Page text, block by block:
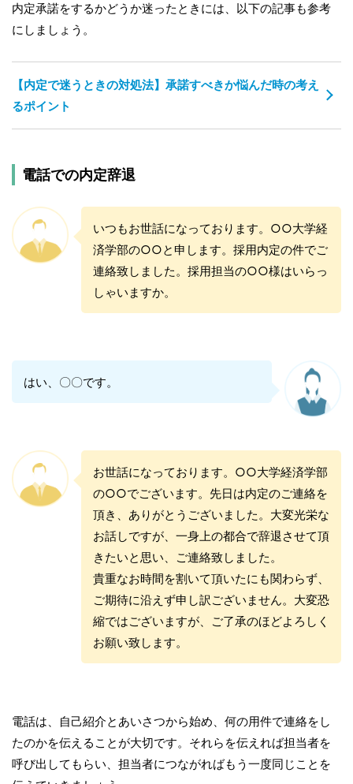
内定承諾をするかどうか迷ったときには、以下の記事も参考
にしましょう。
【内定で迷うときの対処法】承諾すべきか悩んだ時の考え
るポイント
電話での内定辞退
いつもお世話になっております。○○大学経
済学部の○○と申します。採用内定の件でご
連絡致しました。採用担当の○○様はいらっ
しゃいますか。
はい、〇〇です。
お世話になっております。○○大学経済学部
の○○でございます。先日は内定のご連絡を
頂き、ありがとうございました。大変光栄な
お話しですが、一身上の都合で辞退させて頂
きたいと思い、ご連絡致しました。
貴重なお時間を割いて頂いたにも関わらず、
ご期待に沿えず申し訳ございません。大変恐
縮ではございますが、ご了承のほどよろしく
お願い致します。
電話は、自己紹介とあいさつから始め、何の用件で連絡をし
たのかを伝えることが大切です。それらを伝えれば担当者を
呼び出してもらい、担当者につながればもう一度同じことを